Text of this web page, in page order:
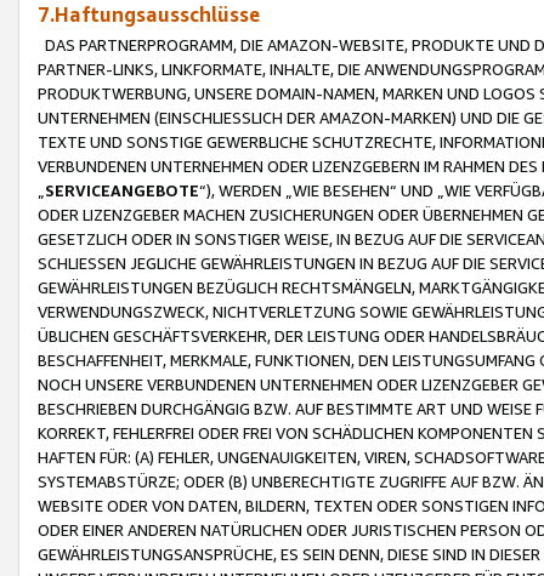
7.Haftungsausschlüsse
DAS PARTNERPROGRAMM, DIE AMAZON-WEBSITE, PRODUKTE UND
PARTNER-LINKS, LINKFORMATE, INHALTE, DIE
PRODUKTWERBUNG, UNSERE DOMAIN-NAMEN, MARKEN UND
UNTERNEHMEN (EINSCHLIESSLICH DER AMAZON-MARKEN) UND DIE
TEXTE UND SONSTIGE GEWERBLICHE SCHUTZRECHTE,
VERBUNDENEN UNTERNEHMEN ODER LIZENZGEBERN IM RAHMEN
SERVICEANGEBOTE“), WERDEN „WIE BESEHEN“ UND „WIE
ODER LIZENZGEBER MACHEN ZUSICHERUNGEN ODER ÜBERNEHMEN
GESETZLICH ODER IN SONSTIGER WEISE, IN BEZUG AUF DIE
SCHLIESSEN JEGLICHE GEWÄHRLEISTUNGEN IN BEZUG AUF DIE
GEWÄHRLEISTUNGEN BEZÜGLICH RECHTSMÄNGELN,
VERWENDUNGSZWECK, NICHTVERLETZUNG SOWIE
ÜBLICHEN GESCHÄFTSVERKEHR, DER LEISTUNG ODER
BESCHAFFENHEIT, MERKMALE, FUNKTIONEN, DEN
NOCH UNSERE VERBUNDENEN UNTERNEHMEN ODER LIZENZGEBER
BESCHRIEBEN DURCHGÄNGIG BZW. AUF BESTIMMTE ART UND
KORREKT, FEHLERFREI ODER FREI VON SCHÄDLICHEN
HAFTEN FÜR: (A) FEHLER, UNGENAUIGKEITEN, VIREN,
SYSTEMABSTÜRZE; ODER (B) UNBERECHTIGTE ZUGRIFFE AUF BZW.
WEBSITE ODER VON DATEN, BILDERN, TEXTEN ODER SONSTIGEN
ODER EINER ANDEREN NATÜRLICHEN ODER JURISTISCHEN PERSON
GEWÄHRLEISTUNGSANSPRÜCHE, ES SEIN DENN, DIESE SIND IN